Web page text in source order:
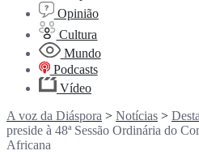
Opinião
Cultura
Mundo
Podcasts
Vídeo
A voz da Diáspora > Notícias >
preside à 48ª Sessão Ordinária do
Africana